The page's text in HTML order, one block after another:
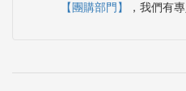
【團購部門】
，我們有